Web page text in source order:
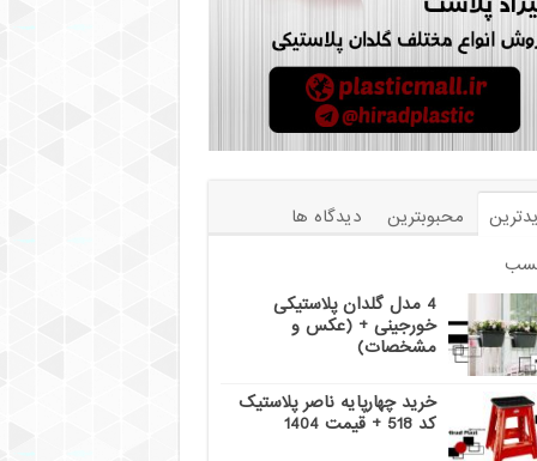
محبوبترین
دیدگاه ها
4 مدل گلدان پلاستیکی
خورجینی + (عکس و
مشخصات)
خرید چهارپایه ناصر پلاستیک
کد 518 + قیمت 1404